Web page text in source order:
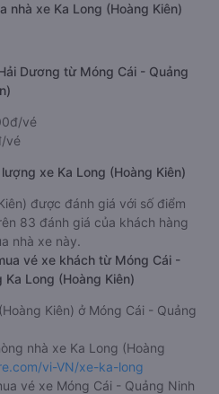
nhà xe Ka Long (Hoàng Kiên)
Dương từ Móng Cái - Quảng
vé
vé
xe Ka Long (Hoàng Kiên)
được đánh giá với số điểm
83 đánh giá của khách hàng
nhà xe này.
vé xe khách từ Móng Cái -
Long (Hoàng Kiên)
Kiên) ở Móng Cái - Quảng
nhà xe Ka Long (Hoàng
vi-VN/xe-ka-long
vé xe Móng Cái - Quảng Ninh